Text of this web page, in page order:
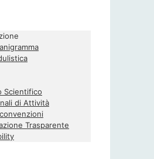
Scientifico
di Attività
Trasparente